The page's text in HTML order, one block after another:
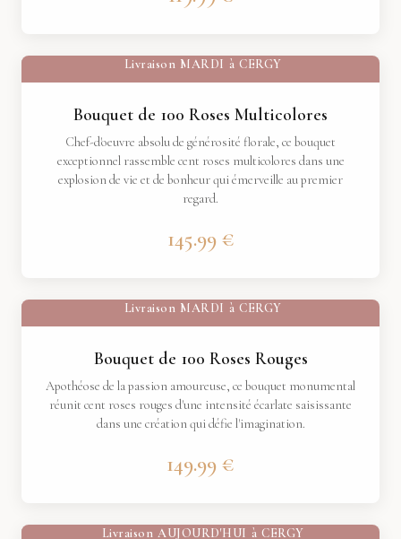
Livraison MARDI à CERGY
Bouquet de 100 Roses Multicolores
Chef-d'oeuvre absolu de générosité florale, ce bouquet
exceptionnel rassemble cent roses multicolores dans une
explosion de vie et de bonheur qui émerveille au premier
regard.
145.99 €
Livraison MARDI à CERGY
Bouquet de 100 Roses Rouges
Apothéose de la passion amoureuse, ce bouquet monumental
réunit cent roses rouges d'une intensité écarlate saisissante
dans une création qui défie l'imagination.
149.99 €
Livraison AUJOURD'HUI à CERGY